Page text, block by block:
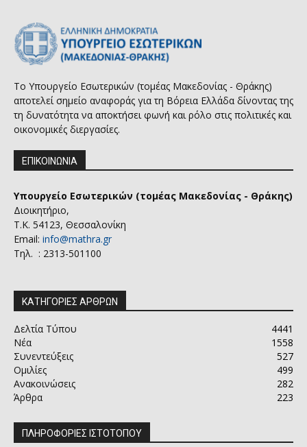
Το Υπουργείο Εσωτερικών (τομέας Μακεδονίας - Θράκης)
αποτελεί σημείο αναφοράς για τη Βόρεια Ελλάδα δίνοντας της
τη δυνατότητα να αποκτήσει φωνή και ρόλο στις πολιτικές και
οικονομικές διεργασίες.
ΕΠΙΚΟΙΝΩΝΙΑ
Υπουργείο Εσωτερικών (τομέας Μακεδονίας - Θράκης)
Διοικητήριο,
Τ.Κ. 54123, Θεσσαλονίκη
Email: info@mathra.gr
Τηλ. : 2313-501100
ΚΑΤΗΓΟΡΙΕΣ ΑΡΘΡΩΝ
Δελτία Τύπου
4441
Νέα
1558
Συνεντεύξεις
527
Ομιλίες
499
Ανακοινώσεις
282
Άρθρα
223
ΠΛΗΡΟΦΟΡΙΕΣ ΙΣΤΟΤΟΠΟΥ